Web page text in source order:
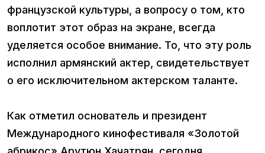
французской культуры, а вопросу о том, кто
воплотит этот образ на экране, всегда
уделяется особое внимание. То, что эту роль
исполнил армянский актер, свидетельствует
о его исключительном актерском таланте.
Как отметил основатель и президент
Международного кинофестиваля «Золотой